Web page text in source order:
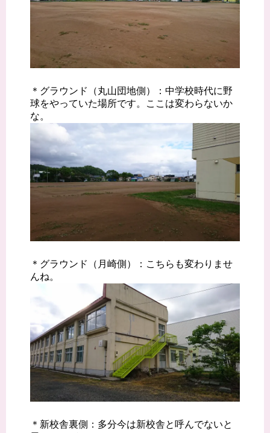
＊グラウンド（丸山団地側）：中学校時代に野
球をやっていた場所です。ここは変わらないか
な。
＊グラウンド（月崎側）：こちらも変わりませ
んね。
＊新校舎裏側：多分今は新校舎と呼んでないと